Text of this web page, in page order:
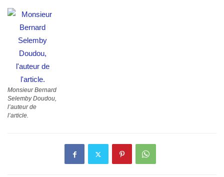
Monsieur Bernard
Selemby Doudou,
l’auteur de
l’article.